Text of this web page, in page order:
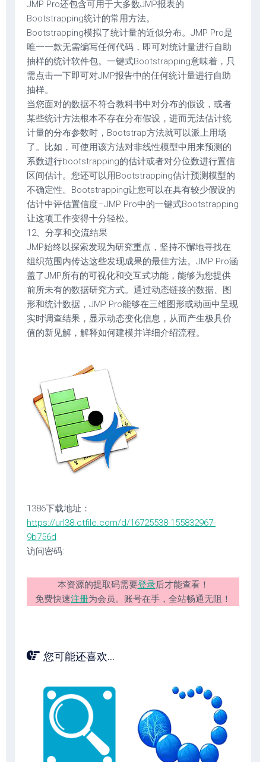
JMP Pro还包含可用于大多数JMP报表的
Bootstrapping统计的常用方法。
Bootstrapping模拟了统计量的近似分布。JMP Pro是
唯一一款无需编写任何代码，即可对统计量进行自助
抽样的统计软件包。一键式Bootstrapping意味着，只
需点击一下即可对JMP报告中的任何统计量进行自助
抽样。
当您面对的数据不符合教科书中对分布的假设，或者
某些统计方法根本不存在分布假设，进而无法估计统
计量的分布参数时，Bootstrap方法就可以派上用场
了。比如，可使用该方法对非线性模型中用来预测的
系数进行bootstrapping的估计或者对分位数进行置信
区间估计。您还可以用Bootstrapping估计预测模型的
不确定性。Bootstrapping让您可以在具有较少假设的
估计中评估置信度–JMP Pro中的一键式Bootstrapping
让这项工作变得十分轻松。
12、分享和交流结果
JMP始终以探索发现为研究重点，坚持不懈地寻找在
组织范围内传达这些发现成果的最佳方法。JMP Pro涵
盖了JMP所有的可视化和交互式功能，能够为您提供
前所未有的数据研究方式。通过动态链接的数据、图
形和统计数据，JMP Pro能够在三维图形或动画中呈现
实时调查结果，显示动态变化信息，从而产生极具价
值的新见解，解释如何建模并详细介绍流程。
1386下载地址：
https://url38.ctfile.com/d/16725538-155832967-
9b756d
访问密码:
本资源的提取码需要登录后才能查看！
免费快速注册为会员。账号在手，全站畅通无阻！
您可能还喜欢...